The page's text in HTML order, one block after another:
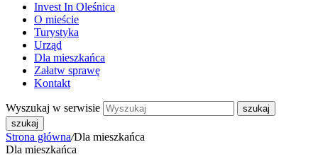
Invest In Oleśnica
O mieście
Turystyka
Urząd
Dla mieszkańca
Załatw sprawę
Kontakt
Wyszukaj w serwisie
szukaj
Strona główna/Dla mieszkańca
Dla mieszkańca